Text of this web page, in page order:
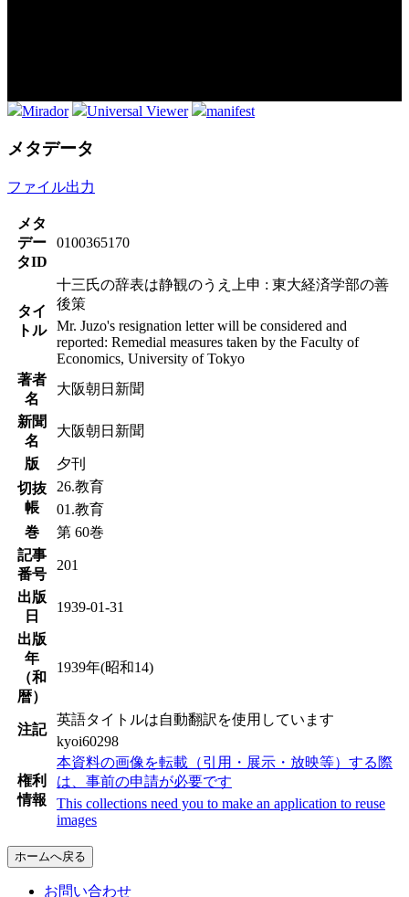
Mirador Universal Viewer manifest
メタデータ
ファイル出力
メタ
デー
タID
0100365170
タイ
トル
十三氏の辞表は静観のうえ上申 : 東大経済学部の善
後策
Mr. Juzo's resignation letter will be considered and
reported: Remedial measures taken by the Faculty of
Economics, University of Tokyo
著者
名
大阪朝日新聞
新聞
名
大阪朝日新聞
版
夕刊
切抜
帳
26.教育
01.教育
巻
第 60巻
記事
番号
201
出版
日
1939-01-31
出版
年
（和
暦）
1939年(昭和14)
注記
英語タイトルは自動翻訳を使用しています
kyoi60298
権利
情報
本資料の画像を転載（引用・展示・放映等）する際
は、事前の申請が必要です
This collections need you to make an application to reuse
images
ホームへ戻る
お問い合わせ